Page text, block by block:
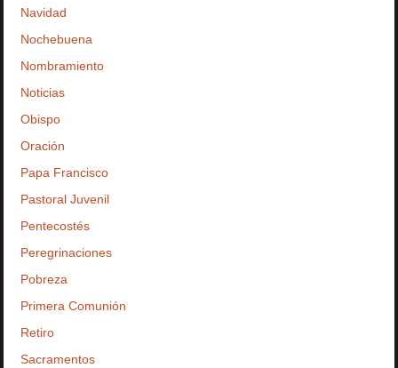
Navidad
Nochebuena
Nombramiento
Noticias
Obispo
Oración
Papa Francisco
Pastoral Juvenil
Pentecostés
Peregrinaciones
Pobreza
Primera Comunión
Retiro
Sacramentos